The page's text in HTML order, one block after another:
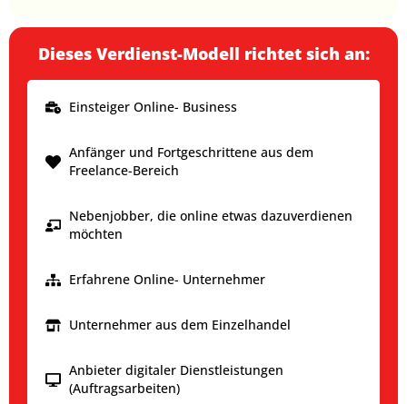
Dieses Verdienst-Modell richtet sich an:
Einsteiger Online- Business
Anfänger und Fortgeschrittene aus dem
Freelance-Bereich
Nebenjobber, die online etwas dazuverdienen
möchten
Erfahrene Online- Unternehmer
Unternehmer aus dem Einzelhandel
Anbieter digitaler Dienstleistungen
(Auftragsarbeiten)